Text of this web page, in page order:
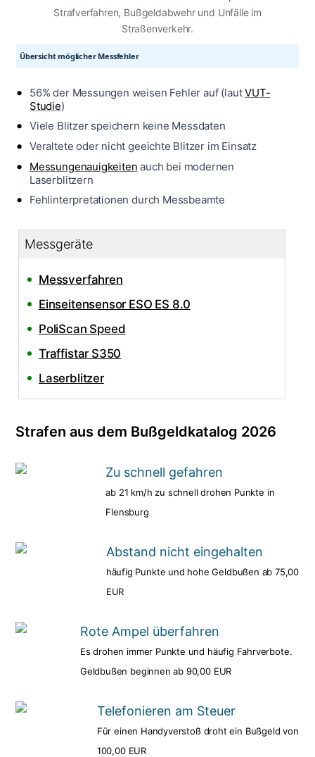
Strafverfahren, Bußgeldabwehr und Unfälle im
Straßenverkehr.
Übersicht möglicher Messfehler
56% der Messungen weisen Fehler auf (lautVUT-
Studie)
Viele Blitzer speichern keine Messdaten
Veraltete oder nicht geeichte Blitzer im Einsatz
Messungenauigkeiten auch bei modernen
Laserblitzern
Fehlinterpretationen durch Messbeamte
Messgeräte
Messverfahren
Einseitensensor ESO ES 8.0
PoliScan Speed
Traffistar S350
Laserblitzer
Strafen aus dem Bußgeldkatalog 2026
Zu schnell gefahren
ab 21 km/h zu schnell drohen Punkte in
Flensburg
Abstand nicht eingehalten
häufig Punkte und hohe Geldbußen ab 75,00
EUR
Rote Ampel überfahren
Es drohen immer Punkte und häufig Fahrverbote.
Geldbußen beginnen ab 90,00 EUR
Telefonieren am Steuer
Für einen Handyverstoß droht ein Bußgeld von
100,00 EUR